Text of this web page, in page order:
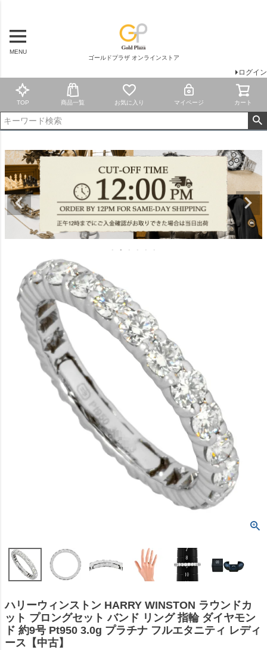
MENU
ゴールドプラザ オンラインストア
ログイン
TOP 商品一覧 お気に入り マイページ カート
ハリーウィンストン HARRY WINSTON ラウンドカ
ット プロングセット バンド リング 指輪 ダイヤモン
ド 約9号 Pt950 3.0g プラチナ フルエタニティ レディ
ース【中古】